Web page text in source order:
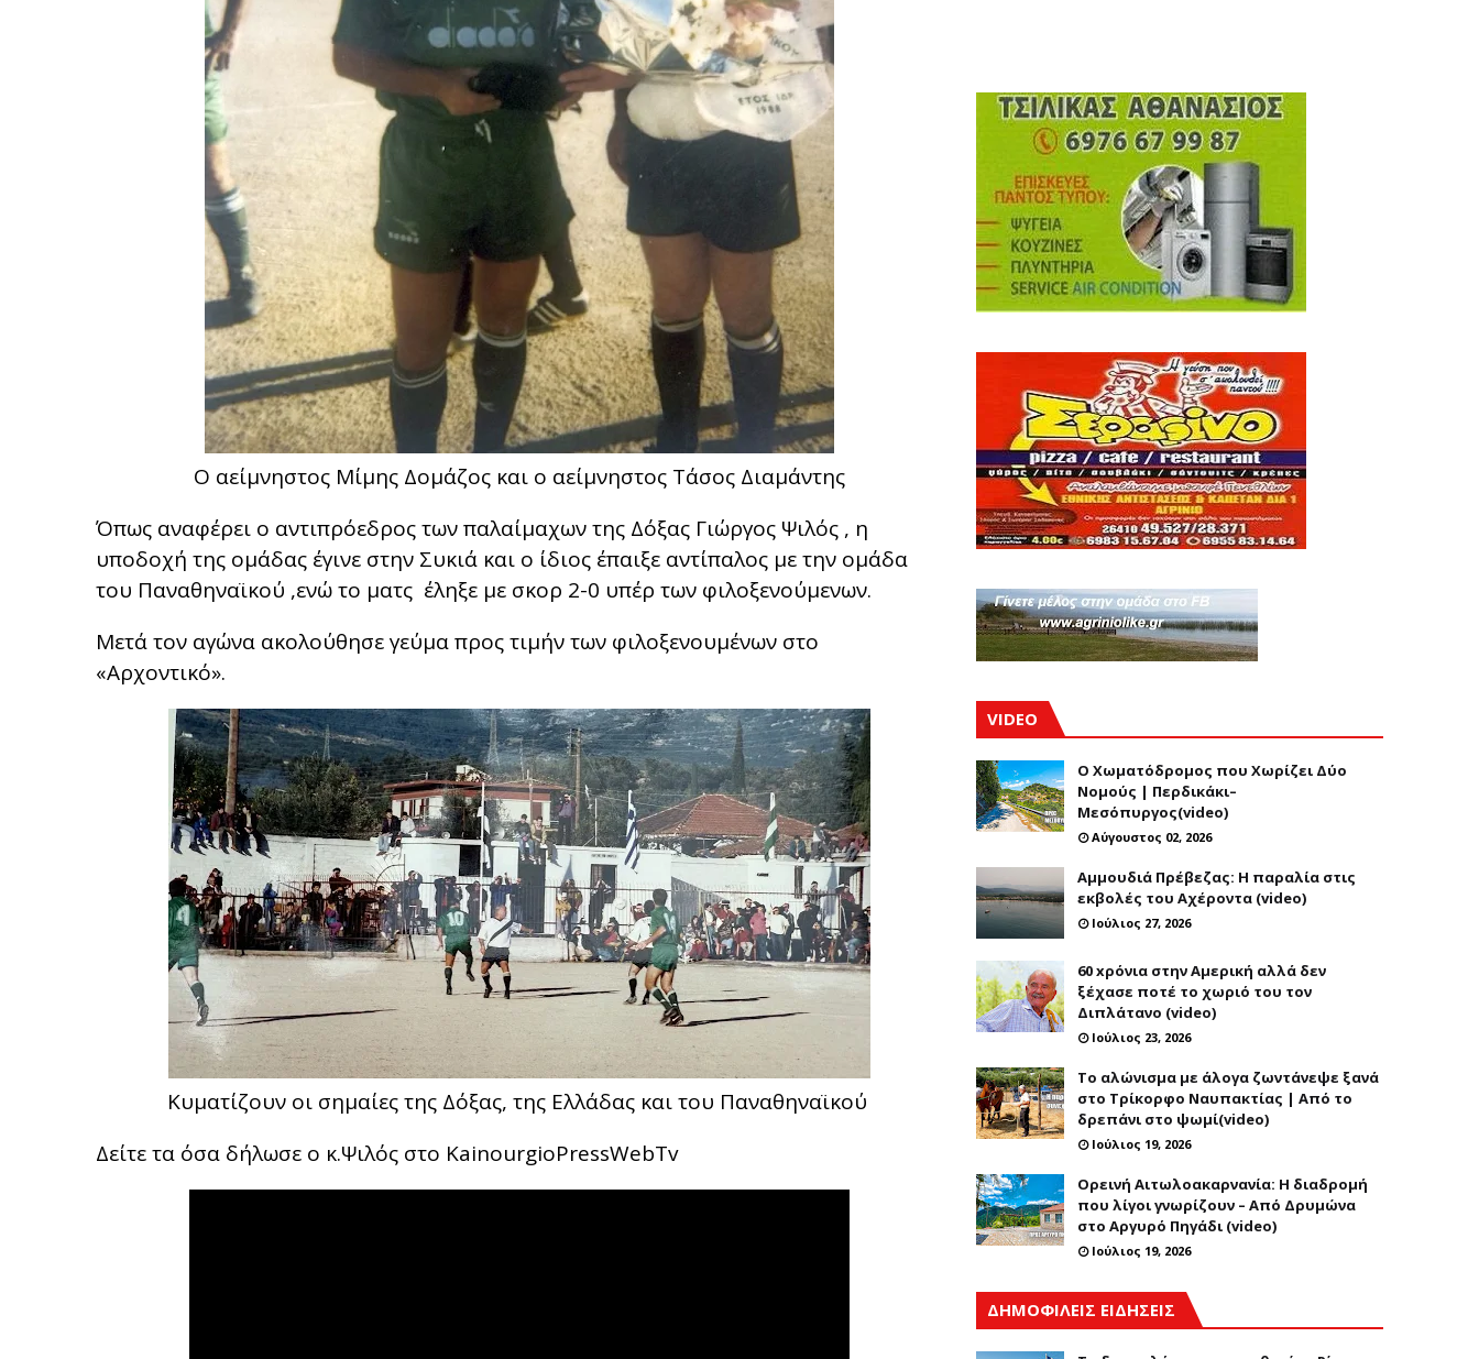
Ο αείμνηστος Μίμης Δομάζος και ο αείμνηστος Τάσος Διαμάντης
Όπως αναφέρει ο αντιπρόεδρος των παλαίμαχων της Δόξας Γιώργος Ψιλός , η
υποδοχή της ομάδας έγινε στην Συκιά και ο ίδιος έπαιξε αντίπαλος με την ομάδα
του Παναθηναϊκού ,ενώ το ματς έληξε με σκορ 2-0 υπέρ των φιλοξενούμενων.
Μετά τον αγώνα ακολούθησε γεύμα προς τιμήν των φιλοξενουμένων στο
«Αρχοντικό».
Κυματίζουν οι σημαίες της Δόξας, της Ελλάδας και του Παναθηναϊκού
Δείτε τα όσα δήλωσε ο κ.Ψιλός στο KainourgioPressWebTv
VIDEO
Ο Χωματόδρομος που Χωρίζει Δύο
Νομούς | Περδικάκι–
Μεσόπυργος(video)
Αύγουστος 02, 2026
Αμμουδιά Πρέβεζας: Η παραλία στις
εκβολές του Αχέροντα (video)
Ιούλιος 27, 2026
60 xρόνια στην Αμερική αλλά δεν
ξέχασε ποτέ το χωριό του τον
Διπλάτανο (video)
Ιούλιος 23, 2026
Το αλώνισμα με άλογα ζωντάνεψε ξανά
στο Τρίκορφο Ναυπακτίας | Από το
δρεπάνι στο ψωμί(video)
Ιούλιος 19, 2026
Ορεινή Αιτωλοακαρνανία: Η διαδρομή
που λίγοι γνωρίζουν – Από Δρυμώνα
στο Αργυρό Πηγάδι (video)
Ιούλιος 19, 2026
ΔΗΜΟΦΙΛΕΙΣ ΕΙΔΗΣΕΙΣ